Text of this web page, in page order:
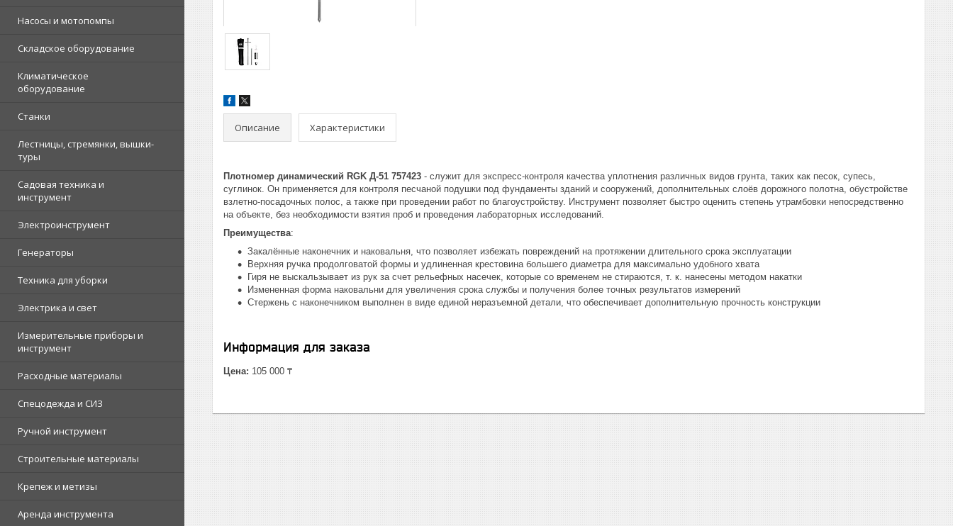
Насосы и мотопомпы
Складское оборудование
Климатическое
оборудование
Станки
Лестницы, стремянки, вышки-
туры
Садовая техника и
инструмент
Электроинструмент
Генераторы
Техника для уборки
Электрика и свет
Измерительные приборы и
инструмент
Расходные материалы
Спецодежда и СИЗ
Ручной инструмент
Строительные материалы
Крепеж и метизы
Аренда инструмента
Описание Характеристики
Плотномер динамический RGK Д-51 757423 - служит для экспресс-контроля качества уплотнения различных видов грунта, таких как песок, супесь,
суглинок. Он применяется для контроля песчаной подушки под фундаменты зданий и сооружений, дополнительных слоёв дорожного полотна, обустройстве
взлетно-посадочных полос, а также при проведении работ по благоустройству. Инструмент позволяет быстро оценить степень утрамбовки непосредственно
на объекте, без необходимости взятия проб и проведения лабораторных исследований.
Преимущества:
Закалённые наконечник и наковальня, что позволяет избежать повреждений на протяжении длительного срока эксплуатации
Верхняя ручка продолговатой формы и удлиненная крестовина большего диаметра для максимально удобного хвата
Гиря не выскальзывает из рук за счет рельефных насечек, которые со временем не стираются, т. к. нанесены методом накатки
Измененная форма наковальни для увеличения срока службы и получения более точных результатов измерений
Стержень с наконечником выполнен в виде единой неразъемной детали, что обеспечивает дополнительную прочность конструкции
Информация для заказа
Цена: 105 000 ₸